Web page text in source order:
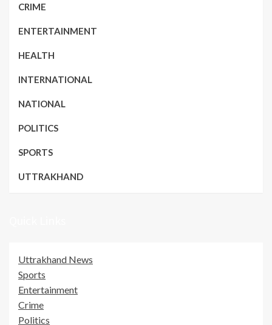
CRIME
ENTERTAINMENT
HEALTH
INTERNATIONAL
NATIONAL
POLITICS
SPORTS
UTTRAKHAND
Uttrakhand News
Sports
Entertainment
Crime
Politics